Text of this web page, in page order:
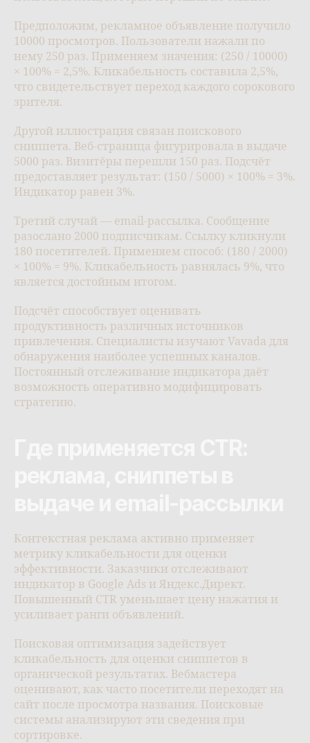
Предположим, рекламное объявление получило
10000 просмотров. Пользователи нажали по
нему 250 раз. Применяем значения: (250 / 10000)
× 100% = 2,5%. Кликабельность составила 2,5%,
что свидетельствует переход каждого сорокового
зрителя.
Другой иллюстрация связан поискового
сниппета. Веб-страница фигурировала в выдаче
5000 раз. Визитёры перешли 150 раз. Подсчёт
предоставляет результат: (150 / 5000) × 100% = 3%.
Индикатор равен 3%.
Третий случай — email-рассылка. Сообщение
разослано 2000 подписчикам. Ссылку кликнули
180 посетителей. Применяем способ: (180 / 2000)
× 100% = 9%. Кликабельность равнялась 9%, что
является достойным итогом.
Подсчёт способствует оценивать
продуктивность различных источников
привлечения. Специалисты изучают Vavada для
обнаружения наиболее успешных каналов.
Постоянный отслеживание индикатора даёт
возможность оперативно модифицировать
стратегию.
Контекстная реклама активно применяет
метрику кликабельности для оценки
эффективности. Заказчики отслеживают
индикатор в Google Ads и Яндекс.Директ.
Повышенный CTR уменьшает цену нажатия и
усиливает ранги объявлений.
Поисковая оптимизация задействует
кликабельность для оценки сниппетов в
органической результатах. Вебмастера
оценивают, как часто посетители переходят на
сайт после просмотра названия. Поисковые
системы анализируют эти сведения при
сортировке.